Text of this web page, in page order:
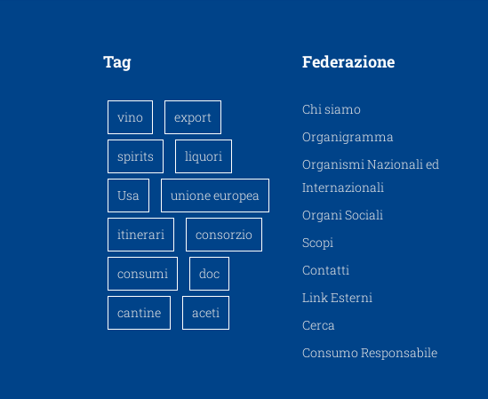
Tag
vino export
spirits liquori
Usa unione europea
itinerari consorzio
consumi doc
cantine aceti
Federazione
Chi siamo
Organigramma
Organismi Nazionali ed
Internazionali
Organi Sociali
Scopi
Contatti
Link Esterni
Cerca
Consumo Responsabile